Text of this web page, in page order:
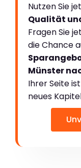
Nutzen Sie
Qualität
Fragen Sie
die Chance
Münster
Ihrer Seite
neues